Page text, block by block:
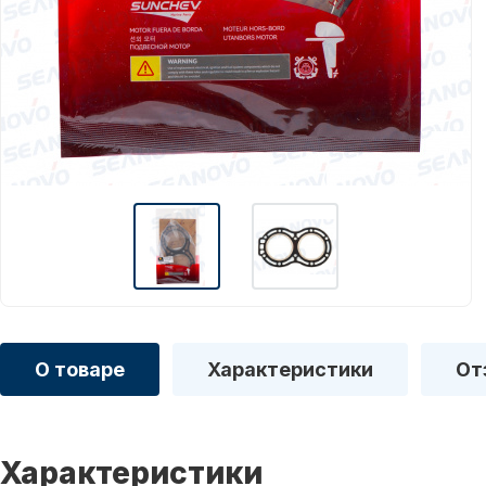
О товаре Характеристики
Характеристики